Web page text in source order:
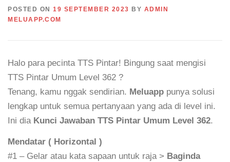
POSTED ON 19 SEPTEMBER 2023 BY ADMIN
MELUAPP.COM
Halo para pecinta TTS Pintar! Bingung saat mengisi
TTS Pintar Umum Level 362 ?
Tenang, kamu nggak sendirian. Meluapp punya solusi
lengkap untuk semua pertanyaan yang ada di level ini.
Ini dia Kunci Jawaban TTS Pintar Umum Level 362.
Mendatar ( Horizontal )
#1 – Gelar atau kata sapaan untuk raja > Baginda